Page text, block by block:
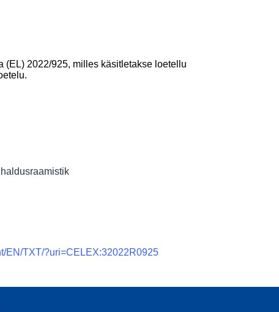
(EL) 2022/925, milles käsitletakse loetellu
EN/TXT/?uri=CELEX:32022R0925